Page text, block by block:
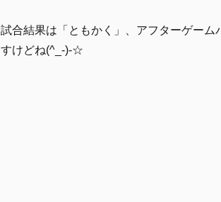
試合結果は「ともかく」、アフターゲー
すけどね(^_-)-☆